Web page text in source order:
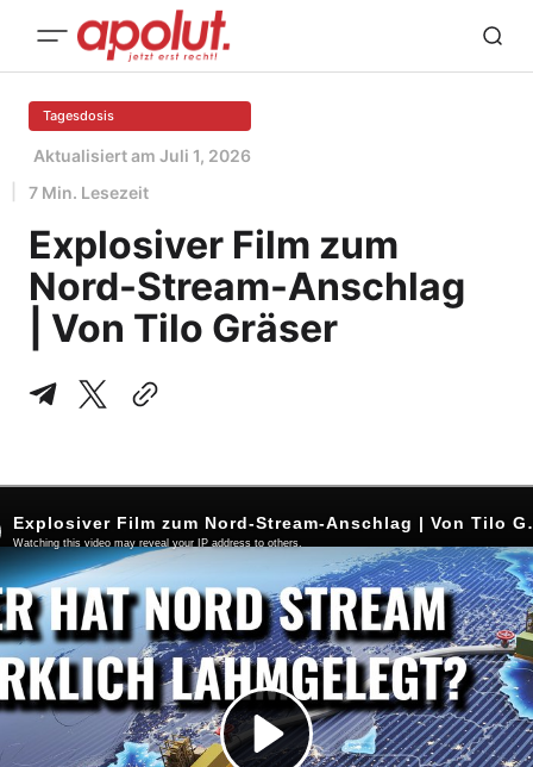
Tagesdosis
Aktualisiert am Juli 1, 2026
7 Min. Lesezeit
Explosiver Film zum
Nord-Stream-Anschlag
| Von Tilo Gräser